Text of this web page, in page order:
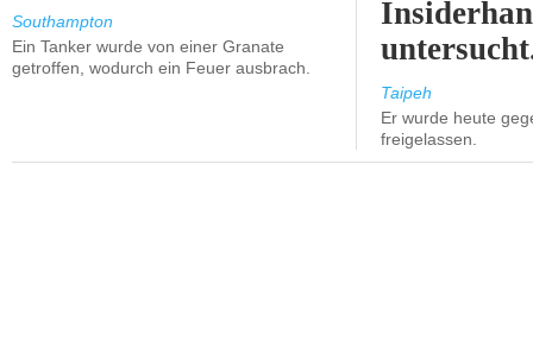
Southampton
Ein Tanker wurde von einer Granate
getroffen, wodurch ein Feuer ausbrach.
Taipeh
Er wurde heute
freigelassen.